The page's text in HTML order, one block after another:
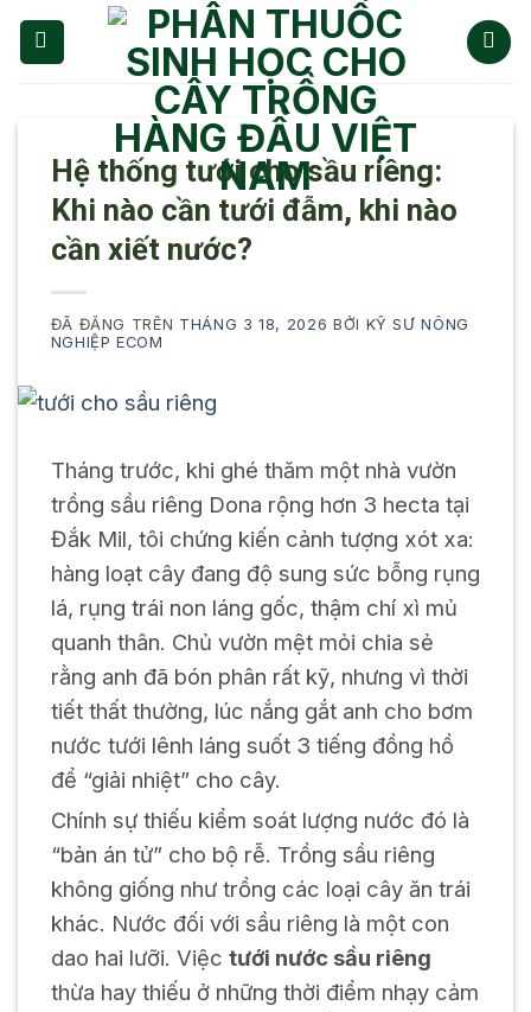
Chuyển
đến
Hệ thống tưới cho sầu riêng:
Khi nào cần tưới đẫm, khi nào
cần xiết nước?
ĐÃ ĐĂNG TRÊN THÁNG 3 18, 2026 BỞI KỸ SƯ NÔNG
NGHIỆP ECOM
Tháng trước, khi ghé thăm một nhà vườn
trồng sầu riêng Dona rộng hơn 3 hecta tại
Đắk Mil, tôi chứng kiến cảnh tượng xót xa:
hàng loạt cây đang độ sung sức bỗng rụng
lá, rụng trái non láng gốc, thậm chí xì mủ
quanh thân. Chủ vườn mệt mỏi chia sẻ
rằng anh đã bón phân rất kỹ, nhưng vì thời
tiết thất thường, lúc nắng gắt anh cho bơm
nước tưới lênh láng suốt 3 tiếng đồng hồ
để “giải nhiệt” cho cây.
Chính sự thiếu kiểm soát lượng nước đó là
“bản án tử” cho bộ rễ. Trồng sầu riêng
không giống như trồng các loại cây ăn trái
khác. Nước đối với sầu riêng là một con
dao hai lưỡi. Việc tưới nước sầu riêng
thừa hay thiếu ở những thời điểm nhạy cảm